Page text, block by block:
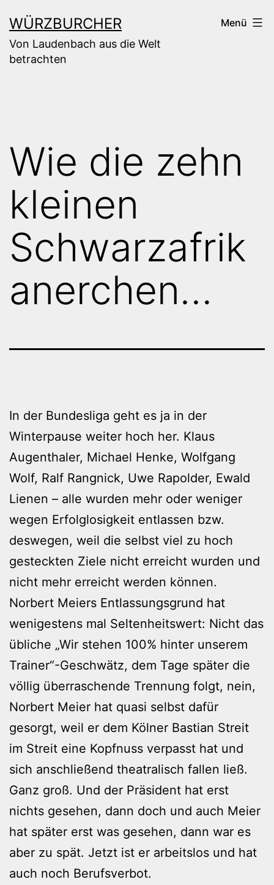
Inhalt
springen
WÜRZBURCHER
Von Laudenbach aus die Welt
betrachten
Menü
Wie die zehn
kleinen
Schwarzafrik
anerchen…
In der Bundesliga geht es ja in der
Winterpause weiter hoch her. Klaus
Augenthaler, Michael Henke, Wolfgang
Wolf, Ralf Rangnick, Uwe Rapolder, Ewald
Lienen – alle wurden mehr oder weniger
wegen Erfolglosigkeit entlassen bzw.
deswegen, weil die selbst viel zu hoch
gesteckten Ziele nicht erreicht wurden und
nicht mehr erreicht werden können.
Norbert Meiers Entlassungsgrund hat
wenigestens mal Seltenheitswert: Nicht das
übliche „Wir stehen 100% hinter unserem
Trainer“-Geschwätz, dem Tage später die
völlig überraschende Trennung folgt, nein,
Norbert Meier hat quasi selbst dafür
gesorgt, weil er dem Kölner Bastian Streit
im Streit eine Kopfnuss verpasst hat und
sich anschließend theatralisch fallen ließ.
Ganz groß. Und der Präsident hat erst
nichts gesehen, dann doch und auch Meier
hat später erst was gesehen, dann war es
aber zu spät. Jetzt ist er arbeitslos und hat
auch noch Berufsverbot.